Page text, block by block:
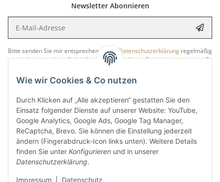
Wie wir Cookies & Co nutzen
Durch Klicken auf „Alle akzeptieren“ gestatten Sie den
Einsatz folgender Dienste auf unserer Website: YouTube,
Google Analytics, Google Ads, Google Tag Manager,
ReCaptcha, Brevo. Sie können die Einstellung jederzeit
ändern (Fingerabdruck-Icon links unten). Weitere Details
finden Sie unter Konfigurieren und in unserer
Datenschutzerklärung.
Impressum Datenschutz
Newsletter Abonnieren
Bitte senden Sie mir entsprechend IhrerDatenschutzerklärung regelmäßig
und jederzeit widerruflich Informationen zu Ihrem Produktsortiment per E-
Mail zu.
5 €
Für Ihren nächsten Einkauf in unserem WOODResin-Shop.
Den Gutschein erhalten Sie per Email nach der erfolgreichen
Bestätigung Ihrer Email-Adresse.